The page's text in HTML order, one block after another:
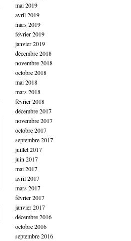
mai 2019
avril 2019
mars 2019
février 2019
janvier 2019
décembre 2018
novembre 2018
octobre 2018
mai 2018
mars 2018
février 2018
décembre 2017
novembre 2017
octobre 2017
septembre 2017
juillet 2017
juin 2017
mai 2017
avril 2017
mars 2017
février 2017
janvier 2017
décembre 2016
octobre 2016
septembre 2016